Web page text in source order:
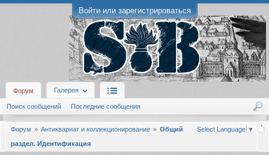
Войти или зарегистрироваться
Форум Галерея
Поиск сообщений Последние сообщения
Select Language ▼
Форум Антиквариат и коллекционирование
Общий
раздел. Идентификация